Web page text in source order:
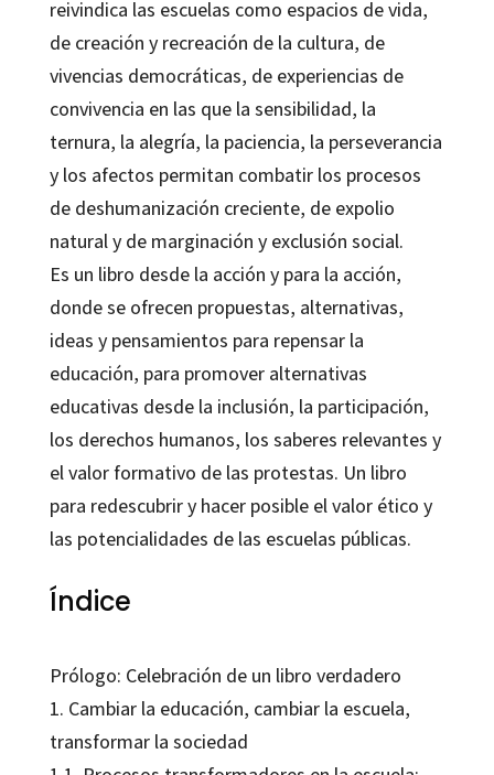
reivindica las escuelas como espacios de vida,
de creación y recreación de la cultura, de
vivencias democráticas, de experiencias de
convivencia en las que la sensibilidad, la
ternura, la alegría, la paciencia, la perseverancia
y los afectos permitan combatir los procesos
de deshumanización creciente, de expolio
natural y de marginación y exclusión social.
Es un libro desde la acción y para la acción,
donde se ofrecen propuestas, alternativas,
ideas y pensamientos para repensar la
educación, para promover alternativas
educativas desde la inclusión, la participación,
los derechos humanos, los saberes relevantes y
el valor formativo de las protestas. Un libro
para redescubrir y hacer posible el valor ético y
las potencialidades de las escuelas públicas.
Índice
Prólogo: Celebración de un libro verdadero
1. Cambiar la educación, cambiar la escuela,
transformar la sociedad